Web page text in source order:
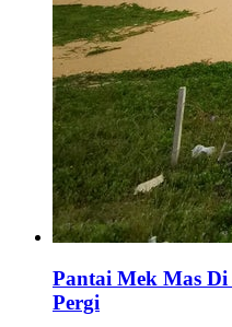
Pantai Mek Mas
Pergi